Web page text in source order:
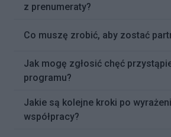
z prenumeraty?
Co muszę zrobić, aby zostać
Jak mogę zgłosić chęć
programu?
Jakie są kolejne kroki po
współpracy?